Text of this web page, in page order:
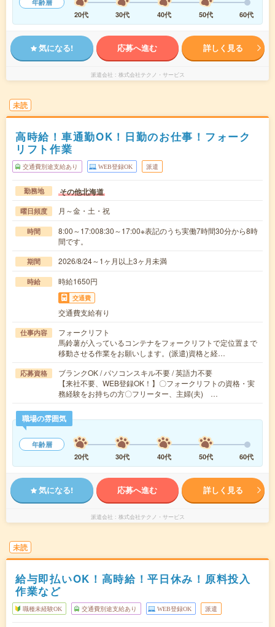
年齢層
20代
30代 40代 50代 60代
気になる! 応募へ進む 詳しく見る
派遣会社 株式会社テクノ・サービス
未読
高時給！車通勤OK！日勤のお仕事！フォーク
リフト作業
交通費別途支給あり WEB登録OK 派遣
勤務地 その他北海道
曜日頻度 月～金・土・祝
時間
8:00～17:008:30～17:00※表記のうち実働7時間30分から8時
間です。
期間 2026/8/24～1ヶ月以上3ヶ月未満
時給 時給1650円
交通費
交通費支給有り
仕事内容
フォークリフト
馬鈴薯が入っているコンテナをフォークリフトで定位置まで
移動させる作業をお願いします。(派遣)資格と経…
応募資格
ブランクOK / パソコンスキル不要 / 英語力不要
【来社不要、WEB登録OK！】〇フォークリフトの資格・実
務経験をお持ちの方〇フリーター、主婦(夫) …
職場の雰囲気
年齢層
20代
30代 40代 50代 60代
気になる! 応募へ進む 詳しく見る
派遣会社 株式会社テクノ・サービス
未読
給与即払いOK！高時給！平日休み！原料投入
作業など
職種未経験OK 交通費別途支給あり WEB登録OK 派遣